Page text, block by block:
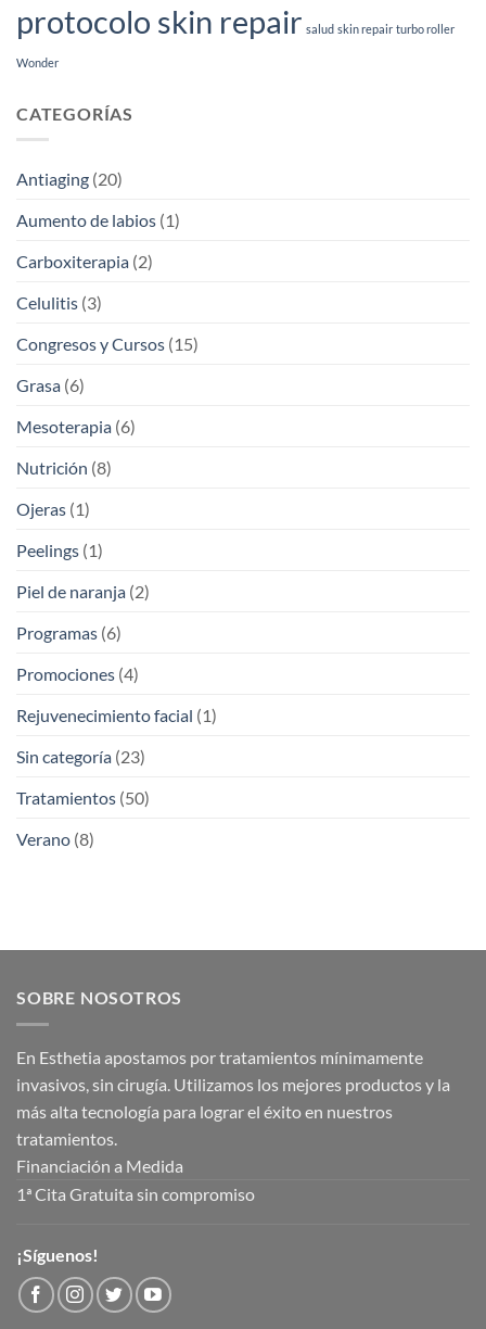
protocolo skin repair salud skin repair turbo roller
Wonder
CATEGORÍAS
Antiaging (20)
Aumento de labios (1)
Carboxiterapia (2)
Celulitis (3)
Congresos y Cursos (15)
Grasa (6)
Mesoterapia (6)
Nutrición (8)
Ojeras (1)
Peelings (1)
Piel de naranja (2)
Programas (6)
Promociones (4)
Rejuvenecimiento facial (1)
Sin categoría (23)
Tratamientos (50)
Verano (8)
SOBRE NOSOTROS
En Esthetia apostamos por tratamientos mínimamente
invasivos, sin cirugía. Utilizamos los mejores productos y la
más alta tecnología para lograr el éxito en nuestros
tratamientos.
Financiación a Medida
1ª Cita Gratuita sin compromiso
¡Síguenos!